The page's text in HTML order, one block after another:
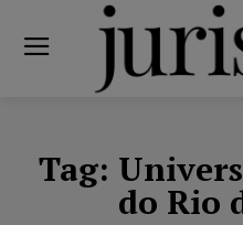
Tag:
do Rio